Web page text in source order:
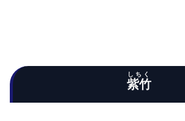
紫竹
しちく